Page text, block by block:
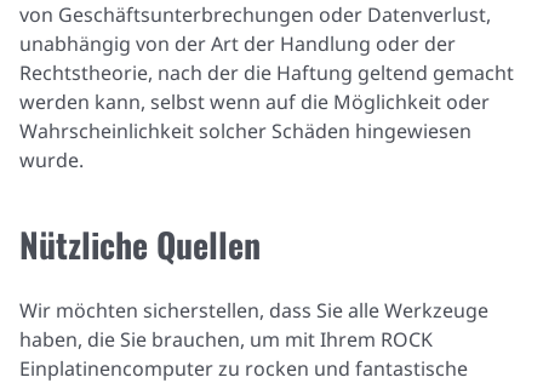
von Geschäftsunterbrechungen oder Datenverlust,
unabhängig von der Art der Handlung oder der
Rechtstheorie, nach der die Haftung geltend gemacht
werden kann, selbst wenn auf die Möglichkeit oder
Wahrscheinlichkeit solcher Schäden hingewiesen
wurde.
Nützliche Quellen
Wir möchten sicherstellen, dass Sie alle Werkzeuge
haben, die Sie brauchen, um mit Ihrem ROCK
Einplatinencomputer zu rocken und fantastische